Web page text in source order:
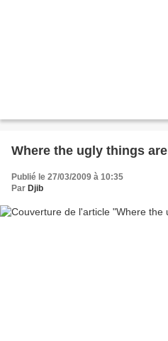
Where the ugly things are
Publié le 27/03/2009 à 10:35
Par Djib